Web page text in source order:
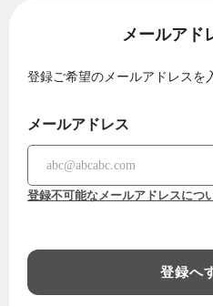
メールアド
登録ご希望のメールアドレスを
メールアドレス
登録不可能なメールアドレスにつ
登録へ